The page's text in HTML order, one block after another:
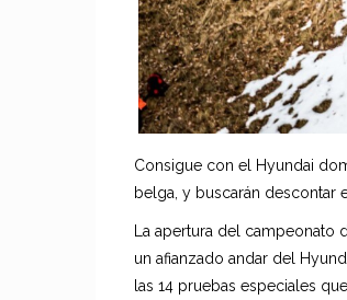
Consigue con el Hyundai
belga, y buscarán descontar
La apertura del campeonato
un afianzado andar del
las 14 pruebas especiales